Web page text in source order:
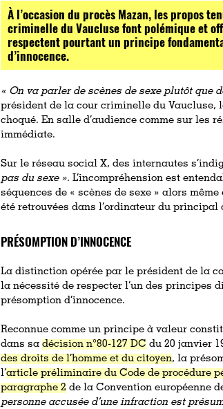
À l’occasion du procès Mazan, les propos
criminelle du Vaucluse font polémique et
respectent pourtant un principe
d’innocence.
« On va parler de scènes de sexe plutôt que
président de la cour criminelle du Vaucluse,
choqué. En salle d’audience comme sur les
immédiate.
Sur le réseau social X, des internautes
pas du sexe ». L’incompréhension est
séquences de « scènes de sexe » alors
été retrouvées dans l’ordinateur du principal
PRÉSOMPTION D’INNOCENCE
La distinction opérée par le président de la
la nécessité de respecter l’un des principes
présomption d’innocence.
Reconnue comme un principe à valeur
dans sadécision n°80-127 DC du 20 janvier
des droits de l’homme et du citoyen, la
l’article préliminaire du Code de procédure
paragraphe 2 de la Convention européenne
personne accusée d’une infraction est